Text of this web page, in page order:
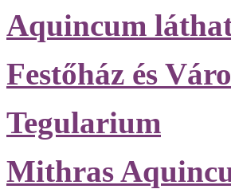
Aquincum
Festőház és
Tegularium
Mithras